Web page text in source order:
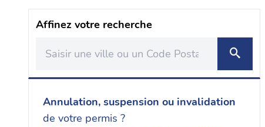
Affinez votre recherche
Annulation, suspension ou invalidation
de votre permis ?